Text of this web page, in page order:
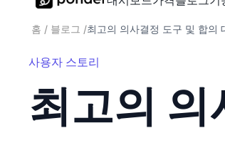
홈 / 블로그 /최고의 의사결정 도구 및 합의
사용자 스토리
최고의 의